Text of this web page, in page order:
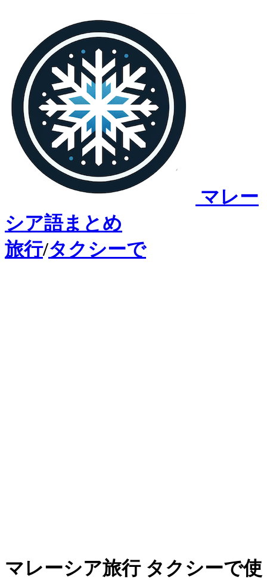
マレー
シア語まとめ
旅行/タクシーで
マレーシア旅行 タクシーで使